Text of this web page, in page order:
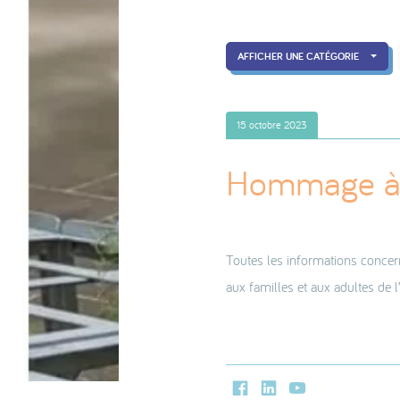
AFFICHER UNE CATÉGORIE
15 octobre 2023
Hommage
Toutes les informations
aux familles et aux adultes de
FacebookLinkedInYoutube